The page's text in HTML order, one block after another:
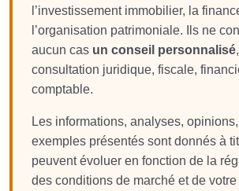
l’investissement immobilier, la
l’organisation patrimoniale. Ils ne
aucun cas un conseil personnalisé
consultation juridique, fiscale,
comptable.
Les informations, analyses,
exemples présentés sont donnés à
peuvent évoluer en fonction de la
des conditions de marché et de